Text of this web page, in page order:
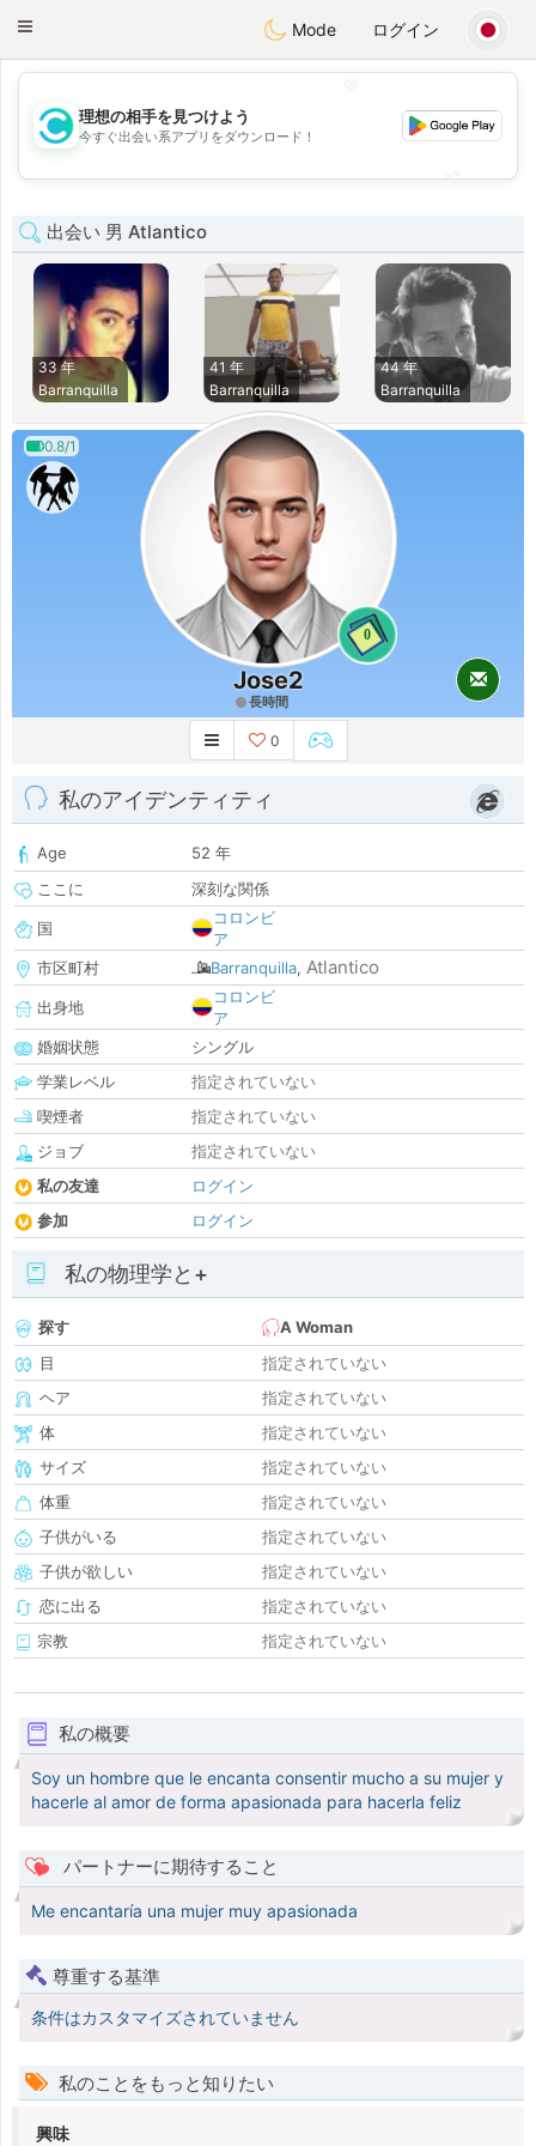
olombiaCitas
Toggle
Mode ログイン
💖
💕
理想の相手を見つけよう
今すぐ出会い系アプリをダウンロード！
出会い 男 Atlantico
33 年
Barranquilla
41 年
Barranquilla
44 年
Barranquilla
0.8/1
0
Jose2
長時間
0
私のアイデンティティ
Age
52 年
ここに
深刻な関係
国
コロンビ
ア
市区町村
Barranquilla, Atlantico
出身地
コロンビ
ア
婚姻状態
シングル
学業レベル
指定されていない
喫煙者
指定されていない
ジョブ
指定されていない
私の友達
ログイン
参加
ログイン
私の物理学と+
探す
A Woman
目
指定されていない
ヘア
指定されていない
体
指定されていない
サイズ
指定されていない
体重
指定されていない
子供がいる
指定されていない
子供が欲しい
指定されていない
恋に出る
指定されていない
宗教
指定されていない
私の概要
Soy un hombre que le encanta consentir mucho a su mujer y
hacerle al amor de forma apasionada para hacerla feliz
パートナーに期待すること
Me encantaría una mujer muy apasionada
尊重する基準
条件はカスタマイズされていません
私のことをもっと知りたい
興味